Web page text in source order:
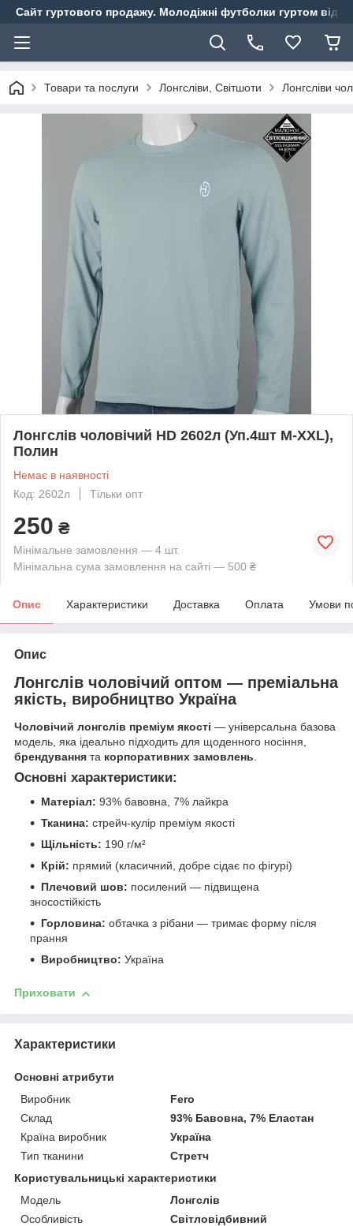
Сайт гуртового продажу. Молодіжні футболки гуртом від
Товари та послуги Лонгсліви, Світшоти Лонгсліви
Лонгслів чоловічий HD 2602л (Уп.4шт M-XXL),
Полин
Немає в наявності
Код: 2602л
Тільки опт
250 ₴
Мінімальне замовлення — 4 шт.
Мінімальна сума замовлення на сайті — 500 ₴
Опис Характеристики Доставка Оплата Умови
Опис
Лонгслів чоловічий оптом — преміальна
якість, виробництво Україна
Чоловічий лонгслів преміум якості — універсальна базова
модель, яка ідеально підходить для щоденного носіння,
брендування та корпоративних замовлень.
Основні характеристики:
Матеріал: 93% бавовна, 7% лайкра
Тканина: стрейч-кулір преміум якості
Щільність: 190 г/м²
Крій: прямий (класичний, добре сідає по фігурі)
Плечовий шов: посилений — підвищена
зносостійкість
Горловина: обтачка з рібани — тримає форму після
прання
Виробництво: Україна
Приховати
Характеристики
Основні атрибути
Виробник
Fero
Склад
93% Бавовна, 7% Еластан
Країна виробник
Україна
Тип тканини
Стретч
Користувальницькі характеристики
Модель
Лонгслів
Особливість
Світловідбивний